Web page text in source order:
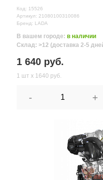
Отправляя форму вы
Код: 15526
Артикул: 21080100310086
Бренд: LADA
В вашем городе: в наличии
Склад: >12 (доставка 2-5
1 640 руб.
1 шт х 1640 руб.
- +